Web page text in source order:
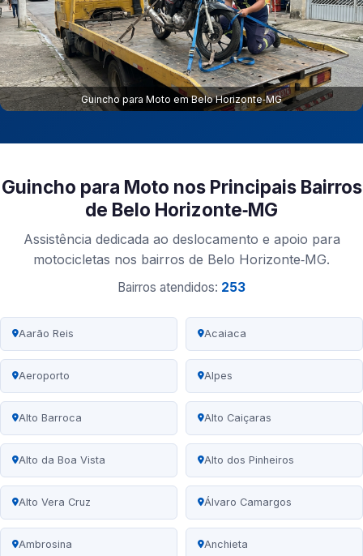
Guincho para Moto em Belo Horizonte‑MG
Guincho para Moto nos Principais Bairros
de Belo Horizonte‑MG
Assistência dedicada ao deslocamento e apoio para
motocicletas nos bairros de Belo Horizonte‑MG.
Bairros atendidos: 253
Aarão Reis Acaiaca
Aeroporto Alpes
Alto Barroca Alto Caiçaras
Alto da Boa Vista Alto dos Pinheiros
Alto Vera Cruz Álvaro Camargos
Ambrosina Anchieta